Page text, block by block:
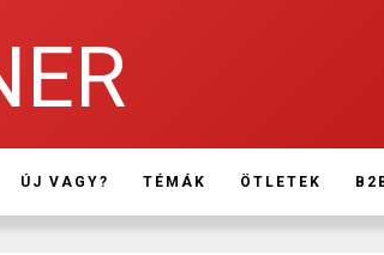
ÚJ VAGY? TÉMÁK ÖTLETEK